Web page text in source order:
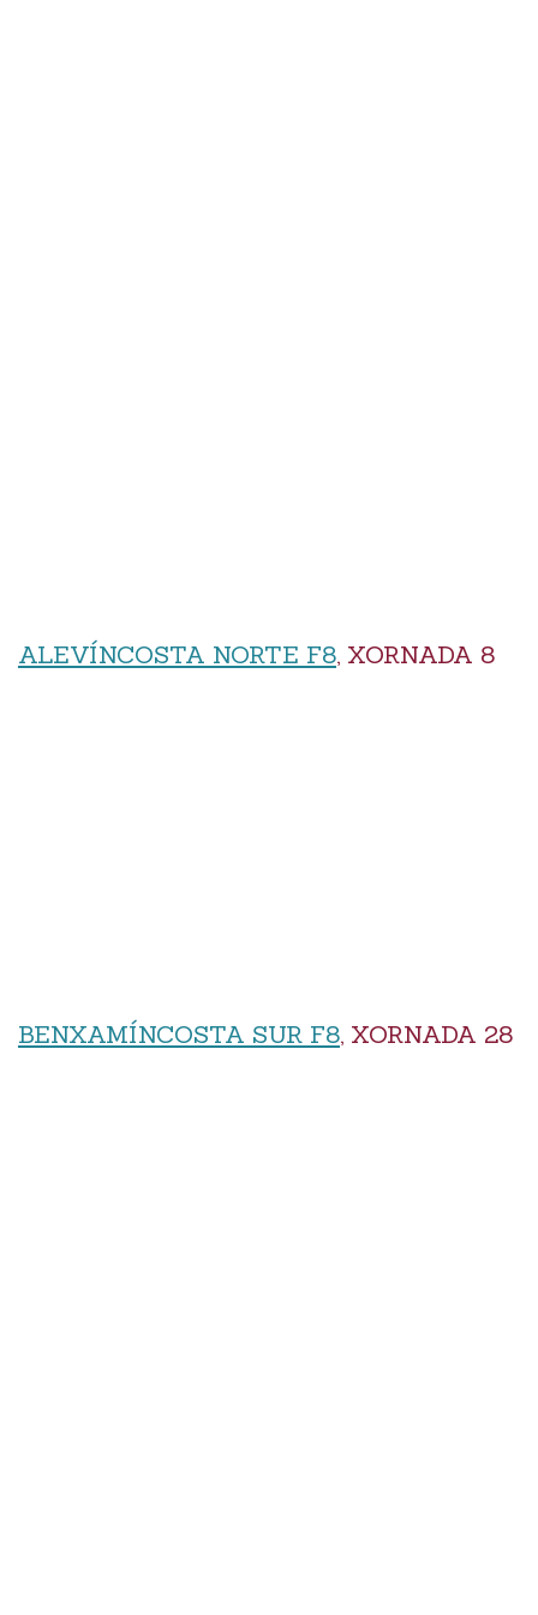
ALEVÍNCOSTA NORTE F8, XORNADA 8
BENXAMÍNCOSTA SUR F8, XORNADA 28